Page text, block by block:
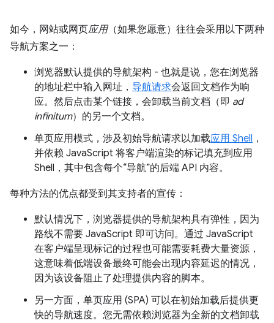
如今，网站或网页应用（如果您愿意）往往会采用以下两种
导航方案之一：
浏览器默认提供的导航架构 - 也就是说，您在浏览器
的地址栏中输入网址， 导航请求会返回文档作为响
应。然后点击某个链接，会卸载当前文档（即 ad
infinitum）的另一个文档。
单页应用模式，涉及初始导航请求以加载应用 Shell ，
并依赖 JavaScript 将客户端渲染的标记填充到应用
Shell，其中包含每个“导航”的后端 API 内容。
每种方法的优点都受到其支持者的宣传：
默认情况下，浏览器提供的导航架构具有弹性，因为
路线不需要 JavaScript 即可访问。通过 JavaScript
在客户端呈现标记的过程也可能需要耗费大量资源，
这意味着低端设备最终可能会出现内容延迟的情况，
因为该设备阻止了处理提供内容的脚本。
另一方面，单页应用 (SPA) 可以在初始加载后提供更
快的导航速度。您无需依赖浏览器为全新的文档卸载